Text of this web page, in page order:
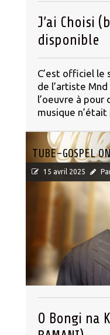
J’ai Choisi
disponible
C’est officiel le
de l’artiste
l’oeuvre à pour
musique n’était
TUBE-GOSPEL
15 avril 2025
O Bongi na